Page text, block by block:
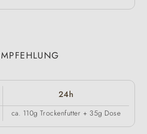
24h
ca. 110g Trockenfutter + 35g Dose